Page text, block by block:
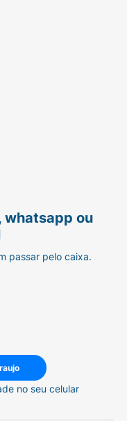
whatsapp ou
passar pelo caixa.
no seu celular